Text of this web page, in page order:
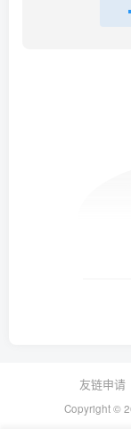
友链申请
Copyright ©